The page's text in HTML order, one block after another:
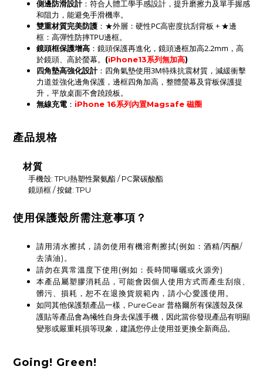
側邊防滑設計：符合人體工學手感設計，提升磨擦力及單手握感
和阻力，能避免手滑機率。
雙重材質完美防護 ：★外層：硬性PC高密度抗刮背板 + ★邊
框：高彈性防摔TPU邊框。
鏡頭框保護增高 ：鏡頭保護再進化，鏡頭邊框加高2.2mm，高
於鏡頭、高於螢幕。
(iPhone13系列無加高)
四角墊高強化設計：四角氣墊使用3M特殊抗震材質，減緩衝擊
力道並強化邊角保護， 邊框四角加高， 整體螢幕及背板保護提
升 ，平放桌面不會蹺蹺板。
無線充電 ： iPhone 16系列內置Magsafe 磁圈
產品規格
材質
手機殼: TPU熱塑性聚氨酯 / PC聚碳酸酯
鏡頭框 / 按鍵: TPU
使用保護殼所需注意事項？
請用清水擦拭，請勿使用有機溶劑擦拭(例如：酒精/丙酮/
去漬油)。
請勿在異常溫度下使用(例如：長時間曝曬或火源旁)
本產品屬塑膠消耗品，可能會因個人使用方式而產生刮痕、
髒污、損耗，恕不在退換貨規範內，請小心愛護使用。
如同其他保護類產品一樣，PureGear 普格爾所有保護殼及保
護貼等產品會為犧牲自身去保護手機，因此當你發現產品有明顯
變形或嚴重耗損等現象，建議您停止使用並更換全新商品。
Going! Green!